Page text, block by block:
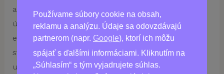
Používame súbory cookie na obsah,
reklamu a analýzu. Údaje sa odovzdávajú
partnerom (napr. Google), ktorí ich môžu
spájať s ďalšími informáciami. Kliknutím na
„Súhlasím“ s tým vyjadrujete súhlas.
ako kedykoľvek predtým zvládnuť akúkoľvek
úlohu. Kombináciou energizujúcich bylín, ako je
extrakt z Rhodiola Rosea a koreň Kirin, so
starostlivo vybranými vitamínmi vám XtraZex
určite dodá potrebnú dávku energie. Náš výrobok